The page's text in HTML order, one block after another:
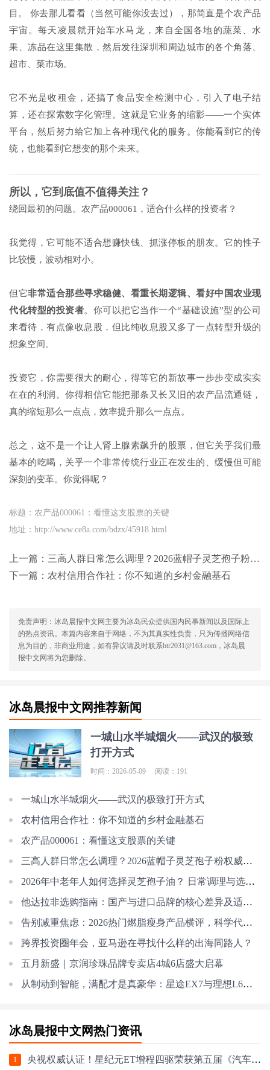
目。 你去那儿看看（当然可能你没去过），那简直是个农产品
宇宙。每天凌晨就开始车水马龙，来自全国各地的蔬菜、水
果、冻品在这里集散，然后发往深圳和周边城市的各个角落、
超市、菜市场。
它不光是收租金，还搞了食品安全检测中心，引入了电子结
算，还在探索数字化管理。这就是它业务的缩影——一个实体
平台，然后努力给它加上各种现代化的服务。你能看到它的传
统，也能看到它想变的那个未来。
所以，它到底值不值得关注？
绕回最初的问题。农产品000061，适合什么样的投资者？
我觉得，它可能不适合想赚快钱、抓涨停板的朋友。它的性子
比较慢，波动相对小。
但它非常适合那些寻求稳健、看重长期逻辑、看好中国农业现
代化转型的投资者。你可以把它当作一个“基础设施”型的公司
来看待，有点像收息股，但比纯收息股又多了一点转型升级的
想象空间。
投资它，你需要很大的耐心，得等它的新故事一步步变成实实
在在的利润。你得相信它能把那条又长又旧的农产品流通链，
真的缩短那么一点点，效率提升那么一点点。
总之，这不是一个让人肾上腺素飙升的股票，但它关乎我们最
基本的吃喝，关乎一个非常传统行业正在发生的、缓慢但可能
深刻的变革。你觉得呢？
标题：农产品000061：看懂这支股票的关键
地址：http://www.ce8a.com/bdzx/45918.html
上一篇： 三高人群日常怎么调理？2026蓝帽子灵芝孢子粉权威测评，温和辅助调理优选指南
下一篇： 农村信用合作社：你不知道的乡村金融基石
免责声明：冰岛晨报中文网主要为冰岛民众提供国内民事新闻以及国际上
的热点资讯。本篇内容来自于网络，不为其真实性负责，只为传播网络信
息为目的，非商业用途，如有异议请及时联系btr2031@163.com，冰岛晨
报中文网将为您删除。
冰岛晨报中文网推荐新闻
一城山水半城烟火——武汉的极致
打开方式
时间：2026-05-09 阅读：191
一城山水半城烟火——武汉的极致打开方式
农村信用合作社：你不知道的乡村金融基石
农产品000061：看懂这支股票的关键
三高人群日常怎么调理？2026蓝帽子灵芝孢子粉权威测评，温和辅助调理优选指
2026年中老年人如何选择灵芝孢子油？ 日常调理与选购避坑指南，守护长辈健康
他达拉非选购指南：国产与进口品牌的核心差异及适配选择
告别减重焦虑：2026热门燃脂瘦身产品横评，科学代谢修复，重塑轻盈不反弹！
跨界投资圈年会，亚马逊在寻找什么样的出海同路人？
五月新盛｜京润珍珠品牌专卖店4城6店盛大启幕
从制动到智能，满配才是真豪华：星途EX7与理想L6的实力对垒
冰岛晨报中文网热门资讯
1 央视权威认证！星纪元ET增程四驱荣获第五届《汽车风云盛典》“2024风云车”大